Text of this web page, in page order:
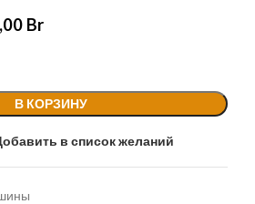
Br
В КОРЗИНУ
в список желаний